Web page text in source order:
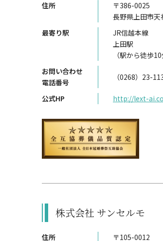
住所
〒386-0025
長野県上田市
最寄り駅
JR信越本線
上田駅
（駅から徒歩10
お問い合わせ
電話番号
（0268）23-
公式HP http://lext-
株式会社 サンセルモ
住所
〒105-0012